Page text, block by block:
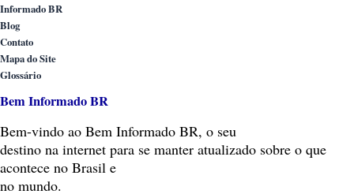
Informado BR
Blog
Contato
Mapa do Site
Glossário
Bem Informado BR
Bem-vindo ao Bem Informado BR, o seu
destino na internet para se manter atualizado sobre o que
acontece no Brasil e
no mundo.